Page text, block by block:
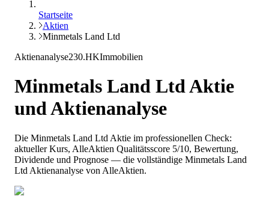
Startseite
Aktien
Minmetals Land Ltd
Aktienanalyse230.HKImmobilien
Minmetals Land LtdAktie
und Aktienanalyse
Die Minmetals Land Ltd Aktie im professionellen Check:
aktueller Kurs, AlleAktien Qualitätsscore 5/10, Bewertung,
Dividende und Prognose — die vollständige Minmetals Land
Ltd Aktienanalyse von AlleAktien.